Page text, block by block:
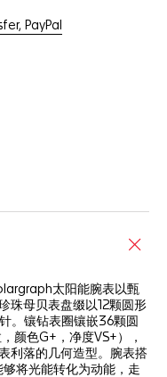
PayPal
太阳能腕表以甄
珠母贝表盘缀以12颗圆形
。镶钻表圈镶嵌36颗圆
颜色G+，净度VS+），
利落的几何造型。腕表搭
将光能转化为动能，走